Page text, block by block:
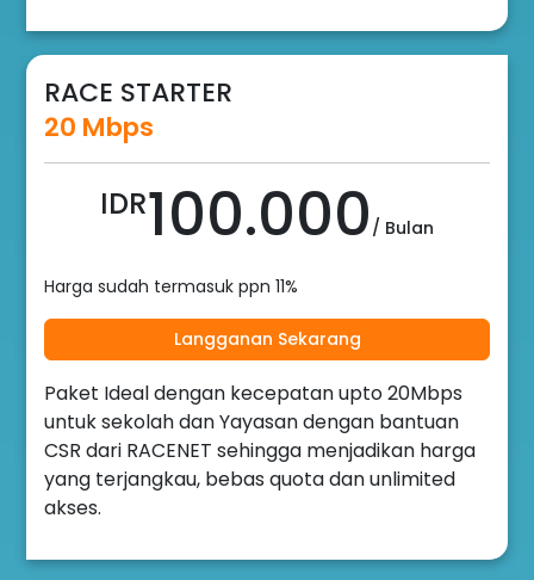
RACE STARTER
20 Mbps
IDR100.000 / Bulan
Harga sudah termasuk ppn 11%
Langganan Sekarang
Paket Ideal dengan kecepatan upto 20Mbps
untuk sekolah dan Yayasan dengan bantuan
CSR dari RACENET sehingga menjadikan harga
yang terjangkau, bebas quota dan unlimited
akses.